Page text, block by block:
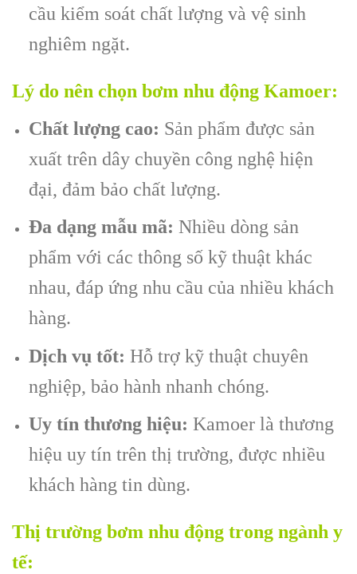
cầu kiểm soát chất lượng và vệ sinh
nghiêm ngặt.
Lý do nên chọn bơm nhu động Kamoer:
Chất lượng cao: Sản phẩm được sản
xuất trên dây chuyền công nghệ hiện
đại, đảm bảo chất lượng.
Đa dạng mẫu mã: Nhiều dòng sản
phẩm với các thông số kỹ thuật khác
nhau, đáp ứng nhu cầu của nhiều khách
hàng.
Dịch vụ tốt: Hỗ trợ kỹ thuật chuyên
nghiệp, bảo hành nhanh chóng.
Uy tín thương hiệu: Kamoer là thương
hiệu uy tín trên thị trường, được nhiều
khách hàng tin dùng.
Thị trường bơm nhu động trong ngành y
tế: